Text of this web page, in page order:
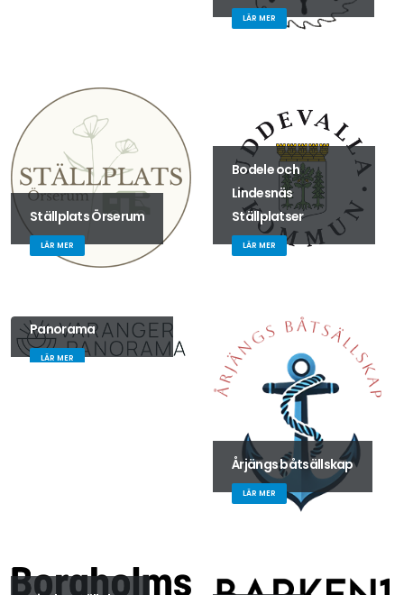
LÄR MER
Ställplats Örserum
LÄR MER
Bodele och
Lindesnäs
Ställplatser
LÄR MER
Panorama
LÄR MER
Årjängs båtsällskap
LÄR MER